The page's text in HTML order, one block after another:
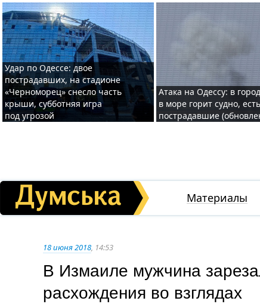
Удар по Одессе: двое
пострадавших, на стадионе
«Черноморец» снесло часть
крыши, субботняя игра
под угрозой
Атака на Одессу: в
в море горит судно, есть
пострадавшие
Материалы
18 июня 2018, 14:53
В Измаиле мужчина
расхождения во взглядах